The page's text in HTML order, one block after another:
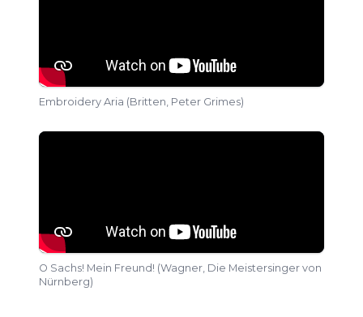
Embroidery Aria (Britten, Peter Grimes)
O Sachs! Mein Freund! (Wagner, Die Meistersinger von
Nürnberg)